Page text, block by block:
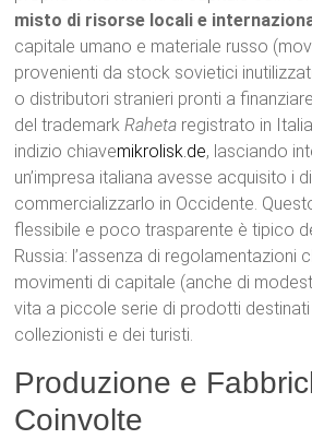
misto di risorse locali e
capitale umano e materiale russo
provenienti da stock sovietici
o distributori stranieri pronti a
del trademarkRaheta registrato in
indizio chiavemikrolisk.de, lasciando
un’impresa italiana avesse acquisito i
commercializzarlo in Occidente.
flessibile e poco trasparente è tipico
Russia: l’assenza di regolamentazioni
movimenti di capitale (anche di
vita a piccole serie di prodotti
collezionisti e dei turisti.
Produzione e
Coinvolte